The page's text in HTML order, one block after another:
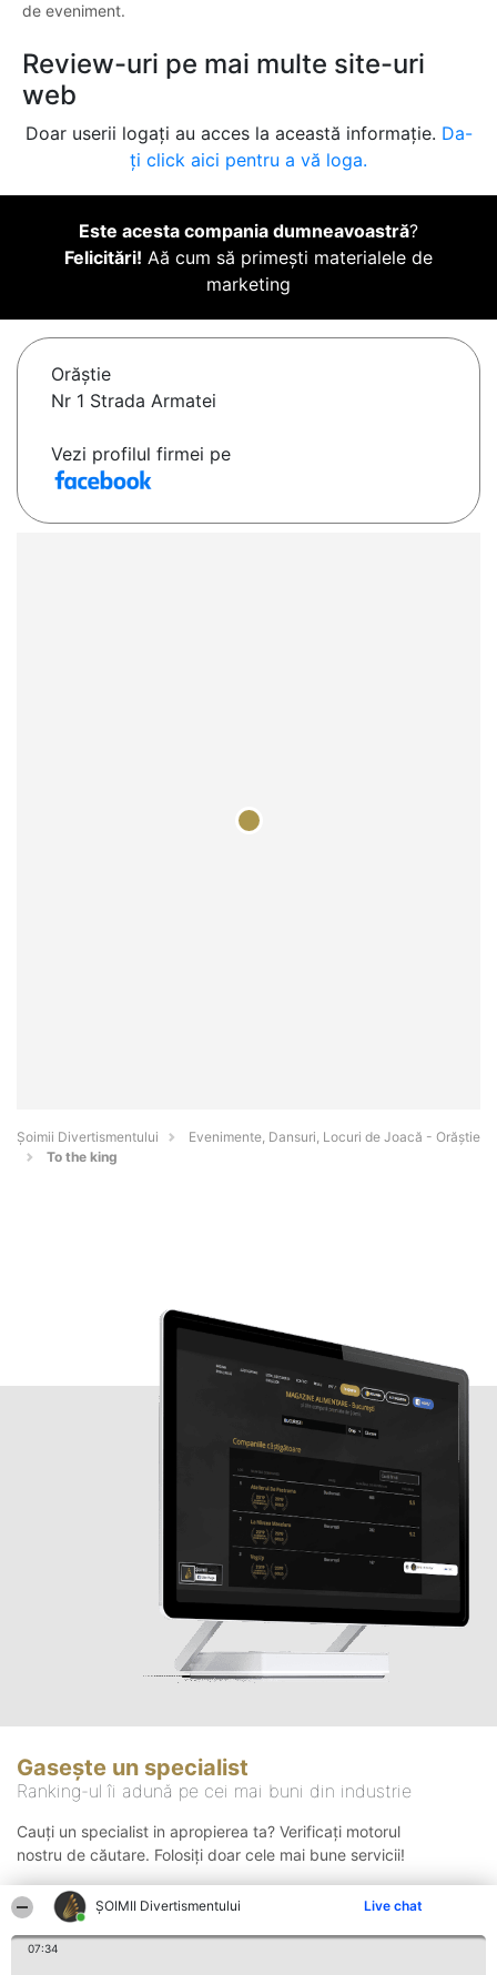
ŞOIMII Divertismentului Live chat
07:34
de eveniment.
Review-uri pe mai multe site-uri
web
Doar userii logați au acces la această informație. Da-
ți click aici pentru a vă loga.
Este acesta compania dumneavoastră?
Felicitări! Aă cum să primești materialele de
marketing
Orăştie
Nr 1 Strada Armatei
Vezi profilul firmei pe
Şoimii Divertismentului
Evenimente, Dansuri, Locuri de Joacă - Orăştie
To the king
Gasește un specialist
Ranking-ul îi adună pe cei mai buni din industrie
Cauți un specialist in apropierea ta? Verificați motorul
nostru de căutare. Folosiți doar cele mai bune servicii!